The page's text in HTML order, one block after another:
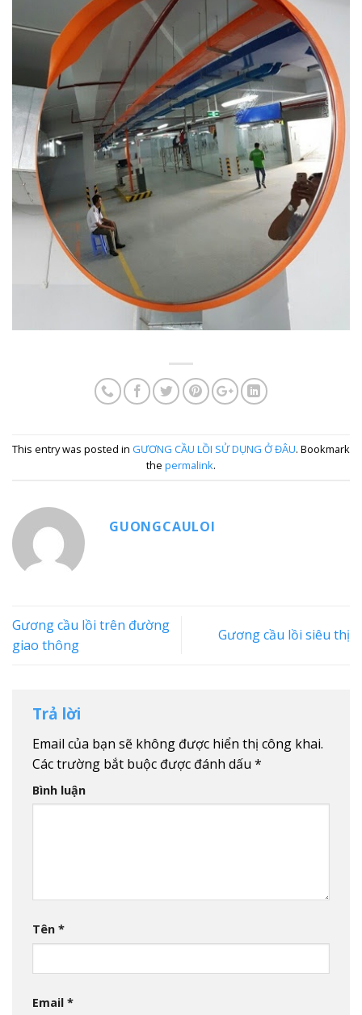
This entry was posted in GƯƠNG CẦU LỒI SỬ DỤNG Ở ĐÂU. Bookmark
the permalink.
GUONGCAULOI
Gương cầu lồi trên đường
giao thông
Gương cầu lồi siêu thị
Trả lời
Email của bạn sẽ không được hiển thị công khai.
Các trường bắt buộc được đánh dấu *
Bình luận
Tên *
Email *